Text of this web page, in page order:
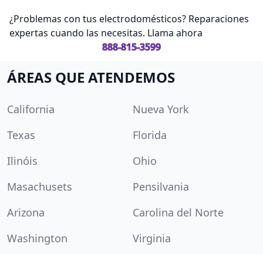
¿Problemas con tus electrodomésticos? Reparaciones
expertas cuando las necesitas. Llama ahora
888-815-3599
ÁREAS QUE ATENDEMOS
California
Nueva York
Texas
Florida
Ilinóis
Ohio
Masachusets
Pensilvania
Arizona
Carolina del Norte
Washington
Virginia